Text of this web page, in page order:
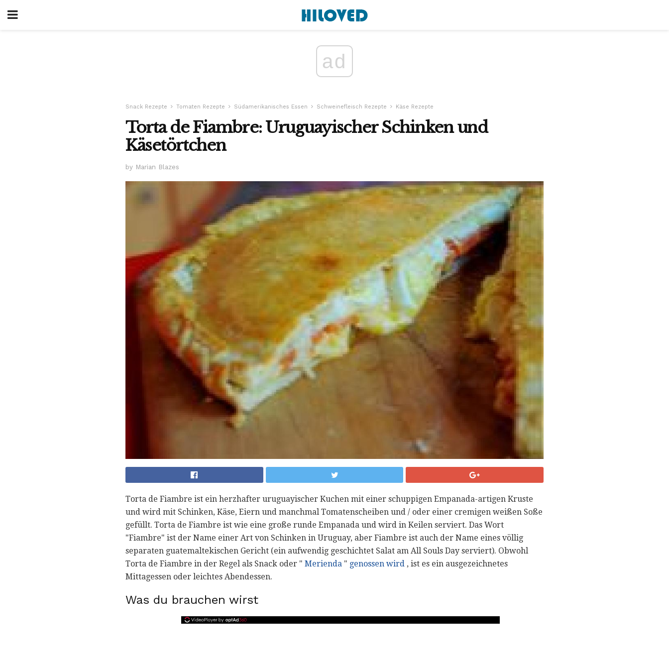
ad
Snack Rezepte Tomaten Rezepte Südamerikanisches Essen Schweinefleisch Rezepte Käse Rezepte
Torta de Fiambre: Uruguayischer Schinken und
Käsetörtchen
by Marian Blazes
Torta de Fiambre ist ein herzhafter uruguayischer Kuchen mit einer schuppigen Empanada-artigen Kruste
und wird mit Schinken, Käse, Eiern und manchmal Tomatenscheiben und / oder einer cremigen weißen Soße
gefüllt. Torta de Fiambre ist wie eine große runde Empanada und wird in Keilen serviert. Das Wort
"Fiambre" ist der Name einer Art von Schinken in Uruguay, aber Fiambre ist auch der Name eines völlig
separaten guatemaltekischen Gericht (ein aufwendig geschichtet Salat am All Souls Day serviert). Obwohl
Torta de Fiambre in der Regel als Snack oder " Merienda " genossen wird , ist es ein ausgezeichnetes
Mittagessen oder leichtes Abendessen.
Was du brauchen wirst